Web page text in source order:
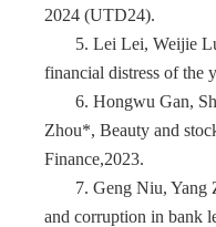
2024 (UTD24).
5. Lei Lei, Weijie
financial distress of the
6. Hongwu Gan,
Zhou*, Beauty and
Finance,2023.
7. Geng Niu, Yang
and corruption in bank